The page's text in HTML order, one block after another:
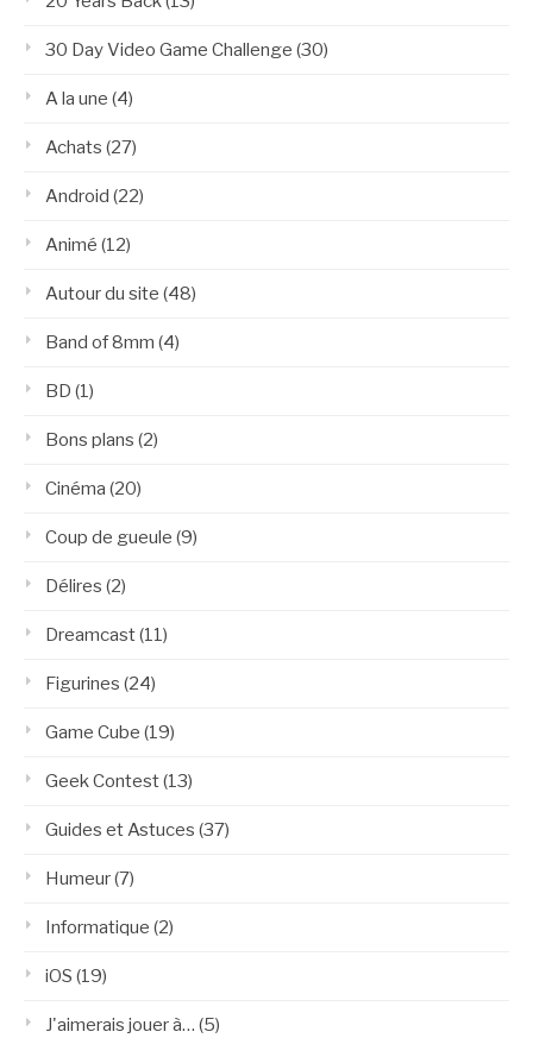
30 Day Video Game Challenge (30)
A la une (4)
Achats (27)
Android (22)
Animé (12)
Autour du site (48)
Band of 8mm (4)
BD (1)
Bons plans (2)
Cinéma (20)
Coup de gueule (9)
Délires (2)
Dreamcast(11)
Figurines (24)
Game Cube (19)
Geek Contest(13)
Guides et Astuces (37)
Humeur(7)
Informatique (2)
iOS (19)
J'aimerais jouer à… (5)